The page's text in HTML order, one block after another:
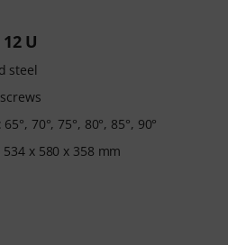
U
steel
70°, 75°, 80°, 85°, 90°
x 580 x 358 mm